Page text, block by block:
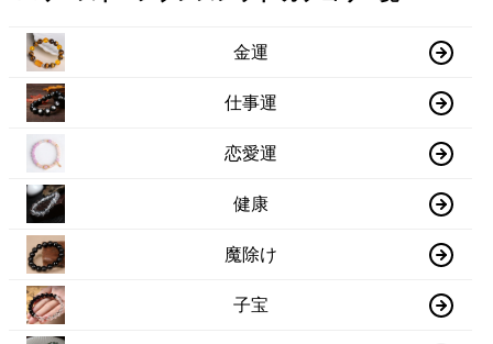
金運
仕事運
恋愛運
健康
魔除け
子宝